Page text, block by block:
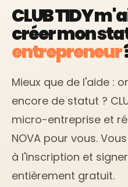
CLUB TIDY
créer mon
entrepreneur
Mieux que de l'aide :
encore de statut ?
micro-entreprise et
NOVA pour vous.
à l'inscription et
entièrement gratuit.